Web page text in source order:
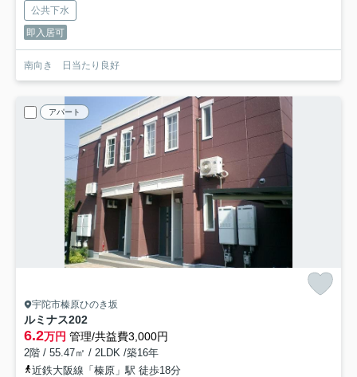
公共下水
即入居可
南向き 日当たり良好
アパート
宇陀市榛原ひのき坂
ルミナス202
6.2万円 管理/共益費3,000円
2階 / 55.47㎡ / 2LDK /築16年
近鉄大阪線「榛原」駅 徒歩18分